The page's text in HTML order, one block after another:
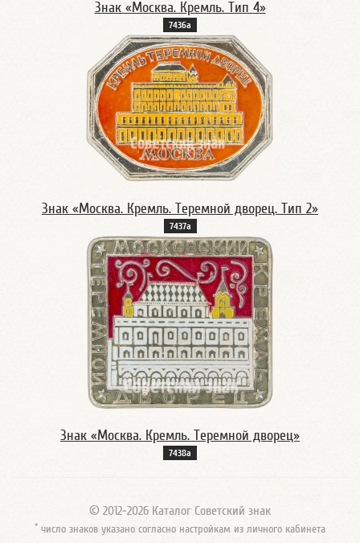
Знак «Москва. Кремль. Тип 4»
7436а
Знак «Москва. Кремль. Теремной дворец. Тип 2»
7437а
Знак «Москва. Кремль. Теремной дворец»
7438а
© 2012-2026 Каталог Советский знак
* число знаков указано согласно настройкам из личного кабинета